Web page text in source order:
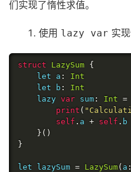
们实现了惰性求值。
使用 lazy var 实
struct LazySum {
    let a
:
Int
    let b
:
Int
    lazy
var sum : Int =
print (
self . a + self . b
}()
}
let lazySum = LazySum( a :